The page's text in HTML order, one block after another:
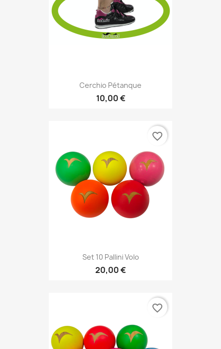
Cerchio Pétanque
10,00 €
Set 10 Pallini Volo
20,00 €
favorite_border
favorite_border